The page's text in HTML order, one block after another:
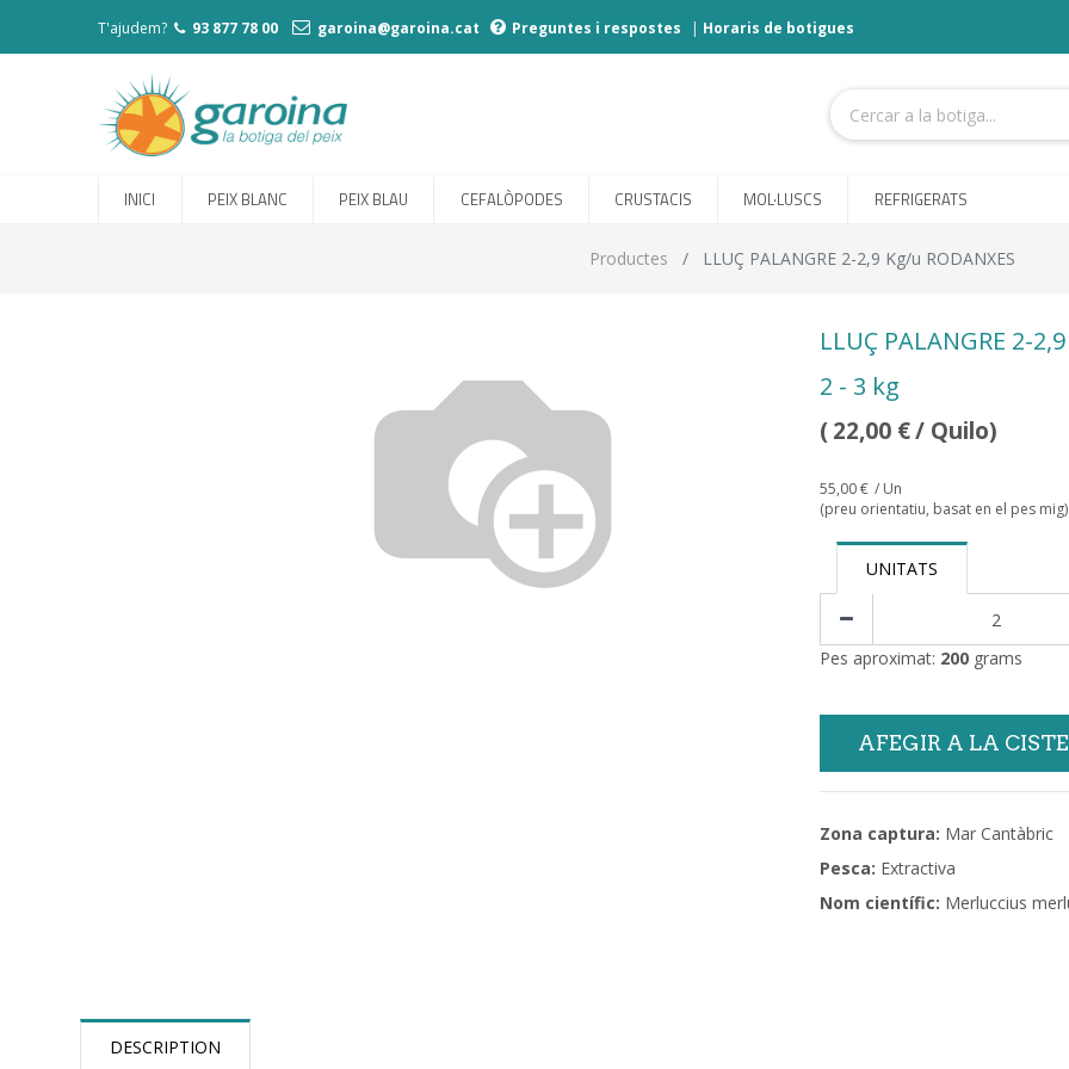
T'ajudem? 93 877 78 00 garoina@garoina.cat Preguntes i respostes | Horaris de botigues
INICI PEIX BLANC PEIX BLAU CEFALÒPODES CRUSTACIS MOL·LUSCS REFRIGERATS
Productes LLUÇ PALANGRE 2-2,9 Kg/u RODANXES
LLUÇ PALANGRE 2-
2 - 3 kg
(22,00 €/ Quilo)
55,00€ / Un
(preu orientatiu, basat en el pes mig)
UNITATS
Pes aproximat: 200 grams
AFEGIR A LA
Zona captura: Mar Cantàbric
Pesca: Extractiva
Nom científic: Merluccius
DESCRIPTION